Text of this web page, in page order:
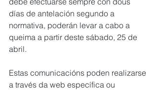
días de antelación segundo a
normativa, poderán levar a cabo a
queima a partir deste sábado, 25 de
abril.
Estas comunicacións poden realizarse
a través da web específica ou